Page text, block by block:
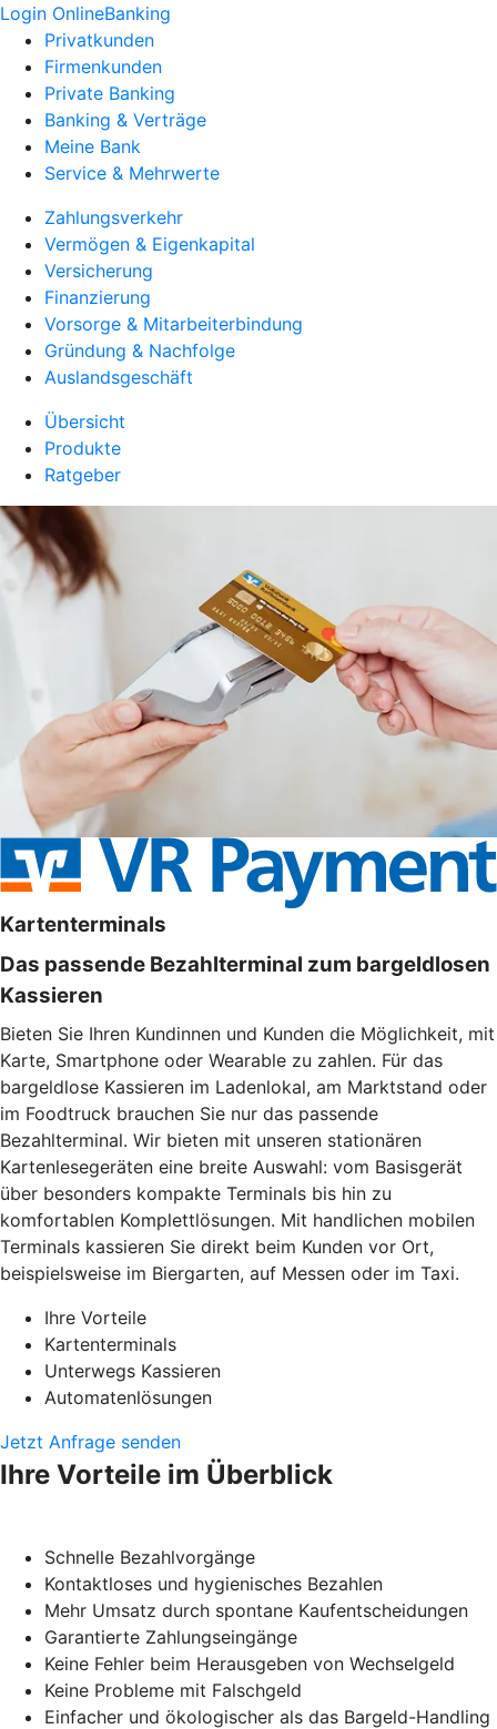
Login OnlineBanking
Privatkunden
Firmenkunden
Private Banking
Banking & Verträge
Meine Bank
Service & Mehrwerte
Zahlungsverkehr
Vermögen & Eigenkapital
Versicherung
Finanzierung
Vorsorge & Mitarbeiterbindung
Gründung & Nachfolge
Auslandsgeschäft
Übersicht
Produkte
Ratgeber
Kartenterminals
Das passende Bezahlterminal zum bargeldlosen
Kassieren
Bieten Sie Ihren Kundinnen und Kunden die Möglichkeit, mit
Karte, Smartphone oder Wearable zu zahlen. Für das
bargeldlose Kassieren im Ladenlokal, am Marktstand oder
im Foodtruck brauchen Sie nur das passende
Bezahlterminal. Wir bieten mit unseren stationären
Kartenlesegeräten eine breite Auswahl: vom Basisgerät
über besonders kompakte Terminals bis hin zu
komfortablen Komplettlösungen. Mit handlichen mobilen
Terminals kassieren Sie direkt beim Kunden vor Ort,
beispielsweise im Biergarten, auf Messen oder im Taxi.
Ihre Vorteile
Kartenterminals
Unterwegs Kassieren
Automatenlösungen
Jetzt Anfrage senden
Ihre Vorteile im Überblick
Schnelle Bezahlvorgänge
Kontaktloses und hygienisches Bezahlen
Mehr Umsatz durch spontane Kaufentscheidungen
Garantierte Zahlungseingänge
Keine Fehler beim Herausgeben von Wechselgeld
Keine Probleme mit Falschgeld
Einfacher und ökologischer als das Bargeld-Handling